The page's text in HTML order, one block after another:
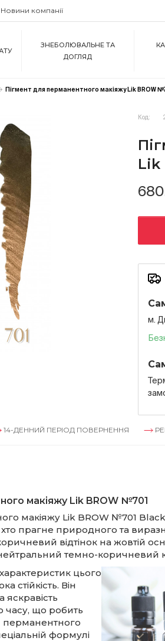
Новини компанії
ЗНЕБОЛЮВАЛЬНЕ ТА
ДОГЛЯД
Пігмент для перманентного макіяжу Lik BROW
Код:
Lik
м.
ПОВЕРНЕННЯ РЕМОНТ
макіяжу Lik BROW №701
макіяжу Lik BROW №701
прагне природного та
відтінок на жовтій
темно-коричневий
цього
стійкість. Він
яскравість
часу, що робить
перманентного
формулі